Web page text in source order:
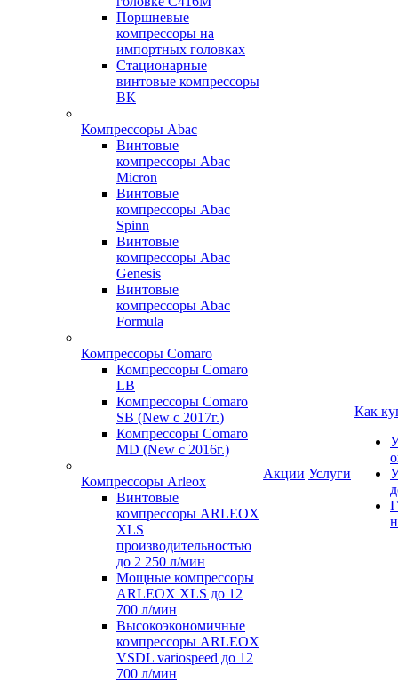
Поршневые
компрессоры на
импортных головках
Стационарные
винтовые компрессоры
ВК
Компрессоры Abac
Винтовые
компрессоры Abac
Micron
Винтовые
компрессоры Abac
Spinn
Винтовые
компрессоры Abac
Genesis
Винтовые
компрессоры Abac
Formula
Компрессоры Comaro
Компрессоры Comaro
LB
Компрессоры Comaro
SB (New с 2017г.)
Компрессоры Comaro
MD (New с 2016г.)
Компрессоры Arleox
Винтовые
компрессоры ARLEOX
XLS
производительностью
до 2 250 л/мин
Мощные компрессоры
ARLEOX XLS до 12
700 л/мин
Высокоэкономичные
компрессоры ARLEOX
VSDL variospeed до 12
700 л/мин
Акции Услуги
Как